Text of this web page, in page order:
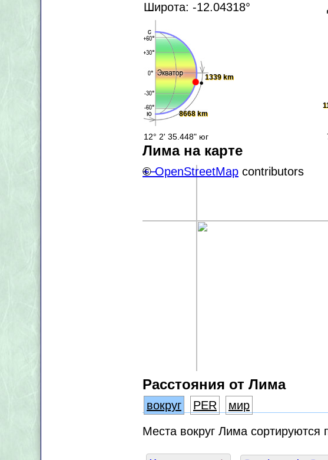
Широта: -12.04318°
8668 km
1339 km
12° 2' 35.448" юг
Лима на карте
+−
©OpenStreetMap contributors
Расстояния от Лима
вокруг PER
мир
Места вокруг Лима сортируются